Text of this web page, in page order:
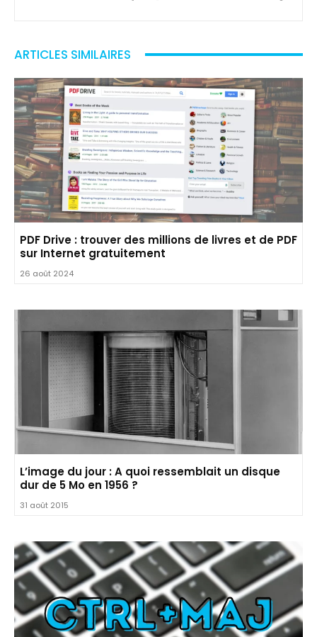
ARTICLES SIMILAIRES
PDF Drive : trouver des millions de livres et de PDF
sur Internet gratuitement
26 août 2024
L’image du jour : A quoi ressemblait un disque
dur de 5 Mo en 1956 ?
31 août 2015